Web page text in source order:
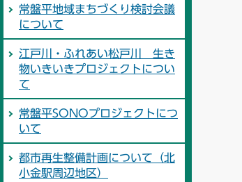
常盤平地域まちづくり検討会議
について
江戸川・ふれあい松戸川 生き
物いきいきプロジェクトについ
て
常盤平SONOプロジェクトにつ
いて
都市再生整備計画について（北
小金駅周辺地区）